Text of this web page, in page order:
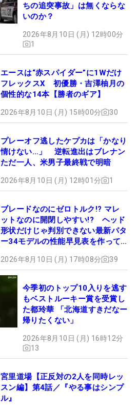
ちの追突事故」は無くならな
いのか？
2026年8月10日 (月) 12時00分
1
エースは“赤スパイダー”に1Wだけ
フレックスX 初優勝・吉澤柚月の
個性的な14本【勝者のギア】
2026年8月10日 (月) 15時00分 30
プレーオフ逃したケプカは「かなり
情けない…」 逆転進出はブレナン
ただ一人、米男子最終戦で明暗
2026年8月10日 (月) 12時01分 1
ブレードなのにゼロトルク!? マレ
ットなのに開閉しやすい!? ヘッド
形状だけじゃ判別できない最新パタ
ー34モデルの性能早見表を作って
2026年8月10日 (月) 17時08分 39
今季初のトップ10入りを逃す
もベストルーキー賞を受賞し
た都玲華 「北海道すきだなー
帰りたくない」
2026年8月10日 (月) 16時12分
13
宮里道場【正反対の2人を同時レッ
スン編】第4話／『やる事はシンプ
ル』